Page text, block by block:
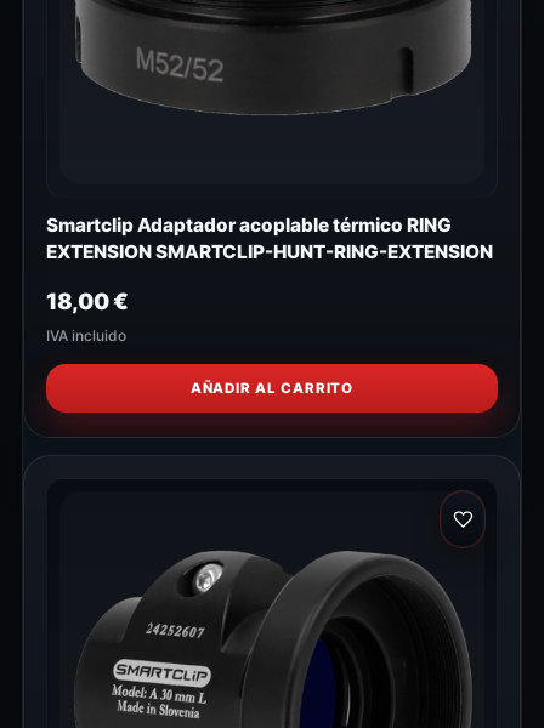
Smartclip Adaptador acoplable térmico RING
EXTENSION SMARTCLIP-HUNT-RING-EXTENSION
18,00€
IVA incluido
AÑADIR AL CARRITO